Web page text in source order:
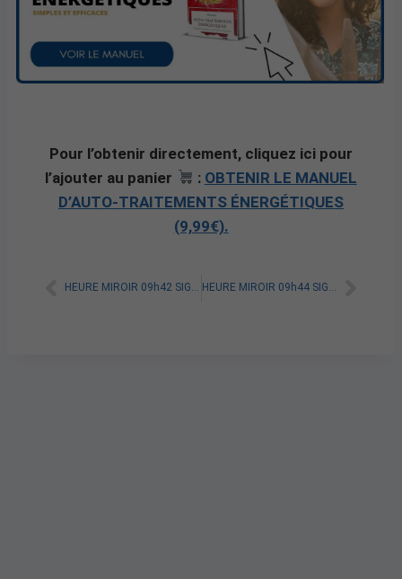
Pour l’obtenir directement, cliquez ici pour
l’ajouter au panier
: OBTENIR LE MANUEL
D’AUTO-TRAITEMENTS ÉNERGÉTIQUES
(9,99€).
HEURE MIROIR 09h42 SIGNIFICATION SPIRITUELLE [A LIRE] HEURE MIROIR 09h44 SIGNIFICATION SPIRITUELLE [A LIRE]